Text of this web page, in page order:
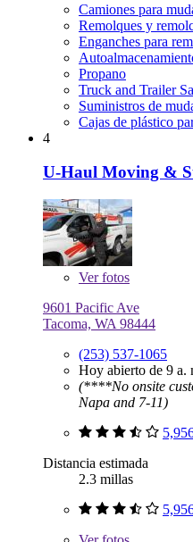
Camiones para
Remolques y
Enganches para
Propano
Truck and Trailer
Suministros de
Cajas de plástico
4
U-Haul Moving &
Verfotos
9601 Pacific Ave
Tacoma, WA 98444
(253) 537-1065
Hoy abierto de 9 a.
(****No onsite
Napa and 7-11)
Distancia estimada
2.3 millas